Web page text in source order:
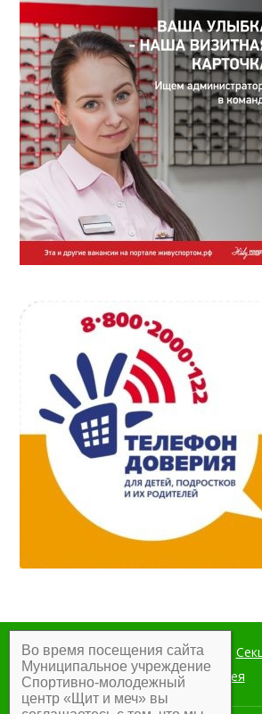
Главная Мероприятия
Документы
Фотогалерея
Во время посещения сайта
Муниципальное учреждение
Спортивно-молодежный
центр «Щит и меч» вы